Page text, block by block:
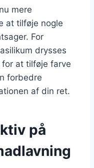
mere
at tilføje nogle
For
drysses
at tilføje farve
forbedre
af din ret.
på